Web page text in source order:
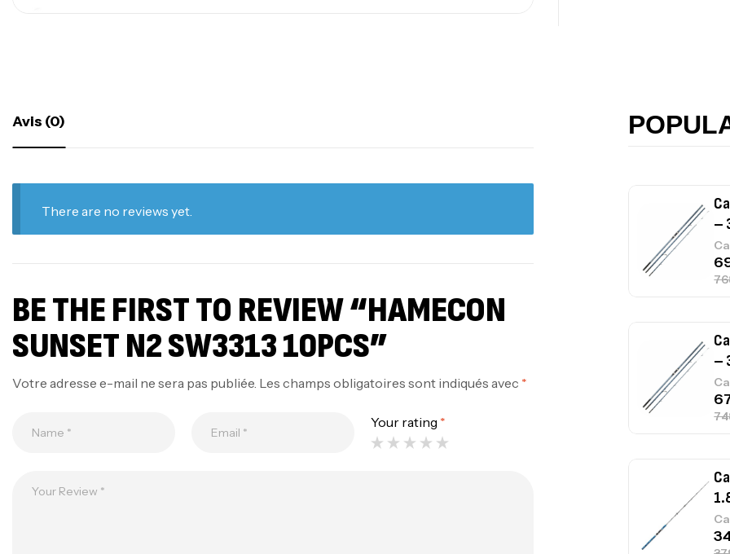
Avis (0)
There are no reviews yet.
BE THE FIRST TO REVIEW “HAMECON
SUNSET N2 SW3313 10PCS”
Votre adresse e-mail ne sera pas publiée. Les champs obligatoires sont indiqués avec *
Your rating *
–
–